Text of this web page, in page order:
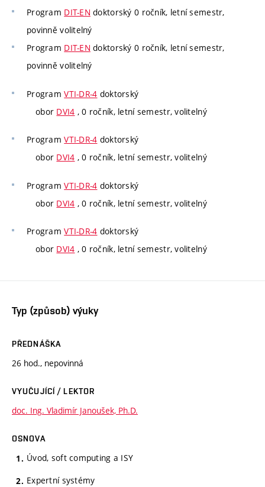
Program DIT-EN doktorský 0 ročník, letní semestr,
povinně volitelný
Program DIT-EN doktorský 0 ročník, letní semestr,
povinně volitelný
ProgramVTI-DR-4 doktorský
obor DVI4 , 0 ročník, letní semestr, volitelný
ProgramVTI-DR-4 doktorský
obor DVI4 , 0 ročník, letní semestr, volitelný
ProgramVTI-DR-4 doktorský
obor DVI4 , 0 ročník, letní semestr, volitelný
ProgramVTI-DR-4 doktorský
obor DVI4 , 0 ročník, letní semestr, volitelný
Typ (způsob) výuky
PŘEDNÁŠKA
26 hod., nepovinná
VYUČUJÍCÍ / LEKTOR
doc. Ing. Vladimír Janoušek, Ph.D.
OSNOVA
Úvod, soft computing a ISY
Expertní systémy